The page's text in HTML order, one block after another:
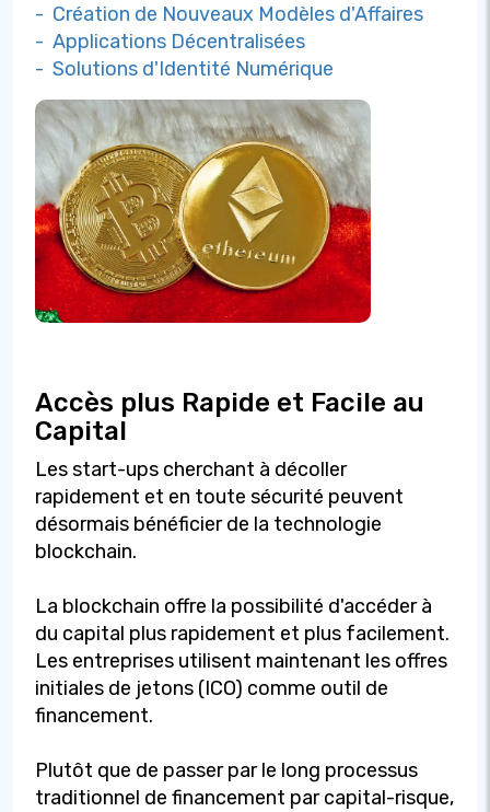
- Création de Nouveaux Modèles d'Affaires
- Applications Décentralisées
- Solutions d'Identité Numérique
Accès plus Rapide et Facile au
Capital
Les start-ups cherchant à décoller
rapidement et en toute sécurité peuvent
désormais bénéficier de la technologie
blockchain.
La blockchain offre la possibilité d'accéder à
du capital plus rapidement et plus facilement.
Les entreprises utilisent maintenant les offres
initiales de jetons (ICO) comme outil de
financement.
Plutôt que de passer par le long processus
traditionnel de financement par capital-risque,